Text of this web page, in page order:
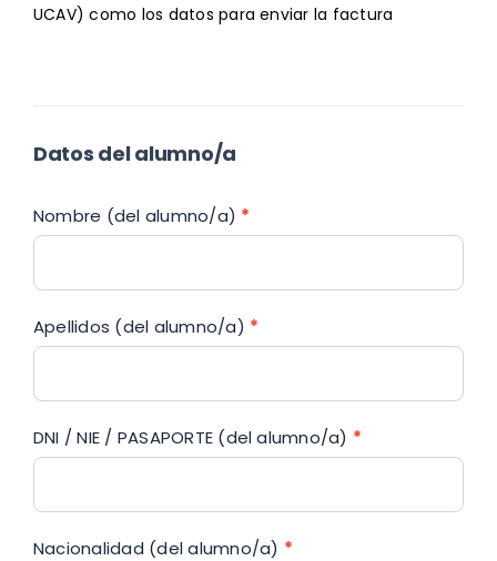
UCAV) como los datos para enviar la factura
Datos del alumno/a
Nombre (del alumno/a) *
Apellidos (del alumno/a) *
DNI / NIE / PASAPORTE (del alumno/a) *
Nacionalidad (del alumno/a) *